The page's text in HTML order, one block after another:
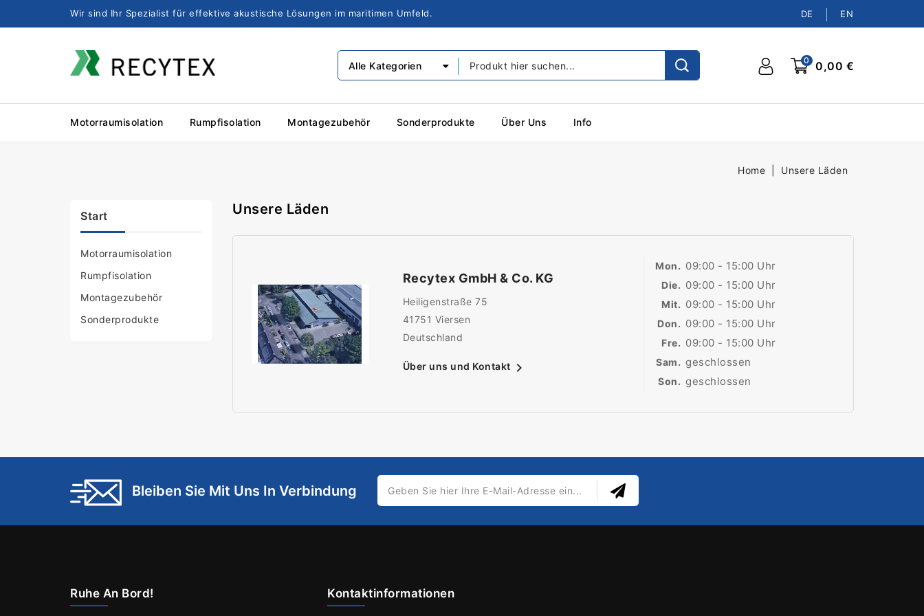
Wir sind Ihr Spezialist für effektive akustische Lösungen im maritimen Umfeld. DE EN
0 0,00 €
Alle Kategorien
Motorraumisolation Rumpfisolation Montagezubehör Sonderprodukte Über Uns Info
Home Unsere Läden
Start
Motorraumisolation
Rumpfisolation
Montagezubehör
Sonderprodukte
Unsere Läden
Recytex GmbH & Co. KG
Heiligenstraße 75
41751 Viersen
Deutschland
Über uns und Kontakt 
Mon. 09:00 - 15:00 Uhr
Die. 09:00 - 15:00 Uhr
Mit. 09:00 - 15:00 Uhr
Don. 09:00 - 15:00 Uhr
Fre. 09:00 - 15:00 Uhr
Sam. geschlossen
Son. geschlossen
Bleiben Sie Mit Uns In Verbindung
Ruhe An Bord! Kontaktinformationen